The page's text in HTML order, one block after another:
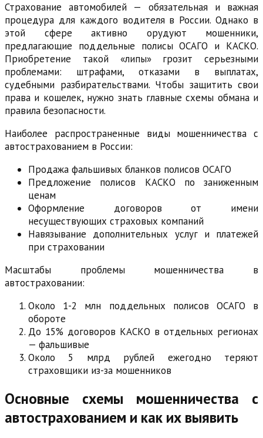
Страхование автомобилей — обязательная и важная
процедура для каждого водителя в России. Однако в
этой сфере активно орудуют мошенники,
предлагающие поддельные полисы ОСАГО и КАСКО.
Приобретение такой «липы» грозит серьезными
проблемами: штрафами, отказами в выплатах,
судебными разбирательствами. Чтобы защитить свои
права и кошелек, нужно знать главные схемы обмана и
правила безопасности.
Наиболее распространенные виды мошенничества с
автострахованием в России:
Продажа фальшивых бланков полисов ОСАГО
Предложение полисов КАСКО по заниженным
ценам
Оформление договоров от имени
несуществующих страховых компаний
Навязывание дополнительных услуг и платежей
при страховании
Масштабы проблемы мошенничества в
автостраховании:
Около 1-2 млн поддельных полисов ОСАГО в
обороте
До 15% договоров КАСКО в отдельных регионах
— фальшивые
Около 5 млрд рублей ежегодно теряют
страховщики из-за мошенников
Основные схемы мошенничества с
автострахованием и как их выявить